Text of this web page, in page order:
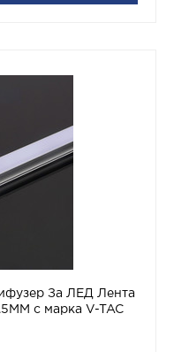
За ЛЕД Лента
с марка V-TAC